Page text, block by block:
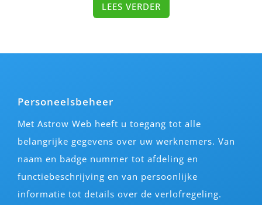
LEES VERDER
Personeelsbeheer
Met Astrow Web heeft u toegang tot alle
belangrijke gegevens over uw werknemers. Van
naam en badge nummer tot afdeling en
functiebeschrijving en van persoonlijke
informatie tot details over de verlofregeling.